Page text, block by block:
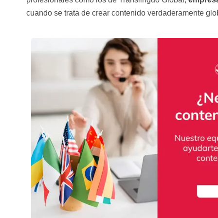
cuando se trata de crear contenido verdaderamente